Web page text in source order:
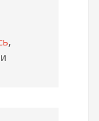
,